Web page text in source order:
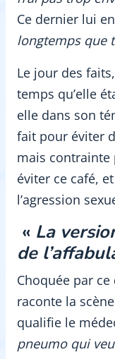
Ce dernier lui
longtemps que
Le jour des
temps qu’elle
elle dans son
fait pour éviter
mais contrainte
éviter ce café,
l’agression
« La
de
Choquée par
raconte la
qualifie le
pneumo qui